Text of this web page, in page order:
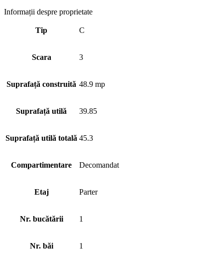
Informații despre proprietate
Tip C
Scara 3
Suprafață construită 48.9 mp
Suprafață utilă 39.85
Suprafață utilă totală 45.3
Compartimentare Decomandat
Etaj Parter
Nr. bucătării 1
Nr. băi 1